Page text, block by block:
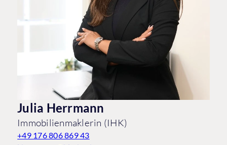
Julia Herrmann
Immobilienmaklerin (IHK)
+49 176 806 869 43